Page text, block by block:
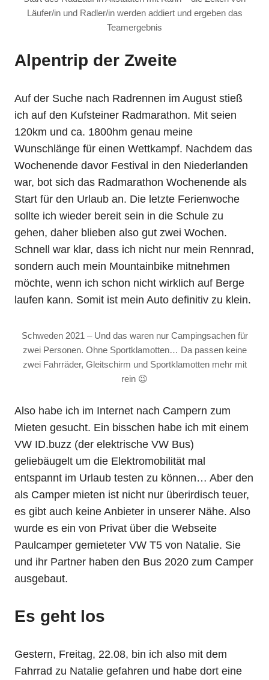
Läufer/in und Radler/in werden addiert und ergeben das
Teamergebnis
Alpentrip der Zweite
Auf der Suche nach Radrennen im August stieß
ich auf den Kufsteiner Radmarathon. Mit seien
120km und ca. 1800hm genau meine
Wunschlänge für einen Wettkampf. Nachdem das
Wochenende davor Festival in den Niederlanden
war, bot sich das Radmarathon Wochenende als
Start für den Urlaub an. Die letzte Ferienwoche
sollte ich wieder bereit sein in die Schule zu
gehen, daher blieben also gut zwei Wochen.
Schnell war klar, dass ich nicht nur mein Rennrad,
sondern auch mein Mountainbike mitnehmen
möchte, wenn ich schon nicht wirklich auf Berge
laufen kann. Somit ist mein Auto definitiv zu klein.
Schweden 2021 – Und das waren nur Campingsachen für
zwei Personen. Ohne Sportklamotten… Da passen keine
zwei Fahrräder, Gleitschirm und Sportklamotten mehr mit
rein 😉
Also habe ich im Internet nach Campern zum
Mieten gesucht. Ein bisschen habe ich mit einem
VW ID.buzz (der elektrische VW Bus)
geliebäugelt um die Elektromobilität mal
entspannt im Urlaub testen zu können… Aber den
als Camper mieten ist nicht nur überirdisch teuer,
es gibt auch keine Anbieter in unserer Nähe. Also
wurde es ein von Privat über die Webseite
Paulcamper gemieteter VW T5 von Natalie. Sie
und ihr Partner haben den Bus 2020 zum Camper
ausgebaut.
Es geht los
Gestern, Freitag, 22.08, bin ich also mit dem
Fahrrad zu Natalie gefahren und habe dort eine